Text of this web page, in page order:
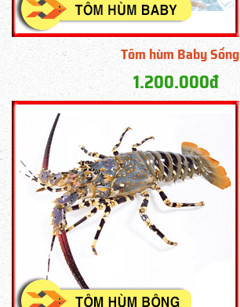
Tôm hùm Baby Sống
1.200.000đ